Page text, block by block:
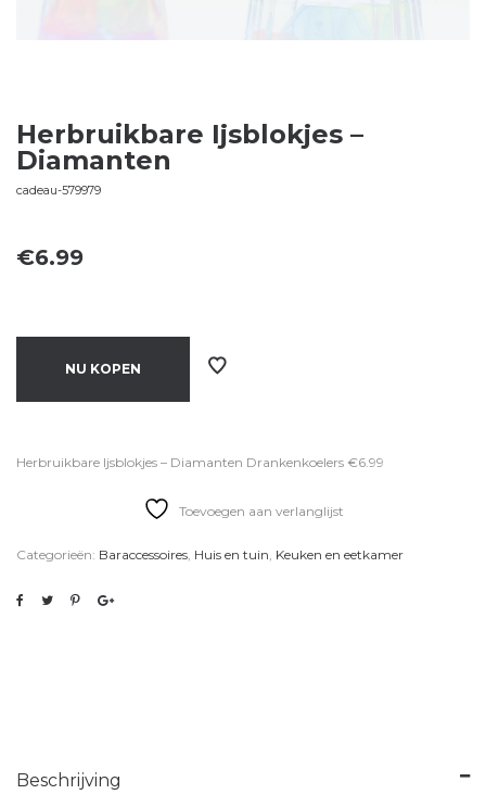
Herbruikbare Ijsblokjes –
Diamanten
cadeau-579979
€6.99
NU KOPEN
Herbruikbare Ijsblokjes – Diamanten Drankenkoelers €6.99
Toevoegen aan verlanglijst
Categorieën: Baraccessoires, Huis en tuin, Keuken en eetkamer
Beschrijving